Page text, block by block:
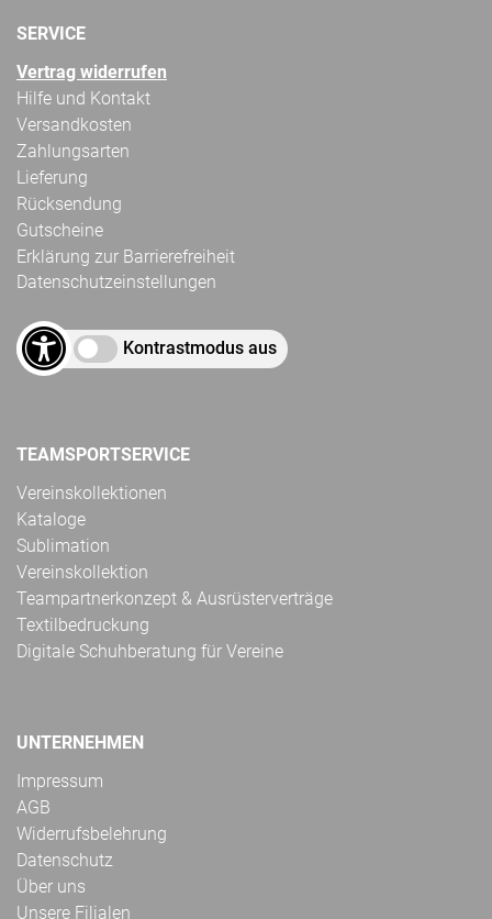
SERVICE
Vertrag widerrufen
Hilfe und Kontakt
Versandkosten
Zahlungsarten
Lieferung
Rücksendung
Gutscheine
Erklärung zur Barrierefreiheit
Datenschutzeinstellungen
Kontrastmodus aus
TEAMSPORTSERVICE
Vereinskollektionen
Kataloge
Sublimation
Vereinskollektion
Teampartnerkonzept & Ausrüsterverträge
Textilbedruckung
Digitale Schuhberatung für Vereine
UNTERNEHMEN
Impressum
AGB
Widerrufsbelehrung
Datenschutz
Über uns
Unsere Filialen